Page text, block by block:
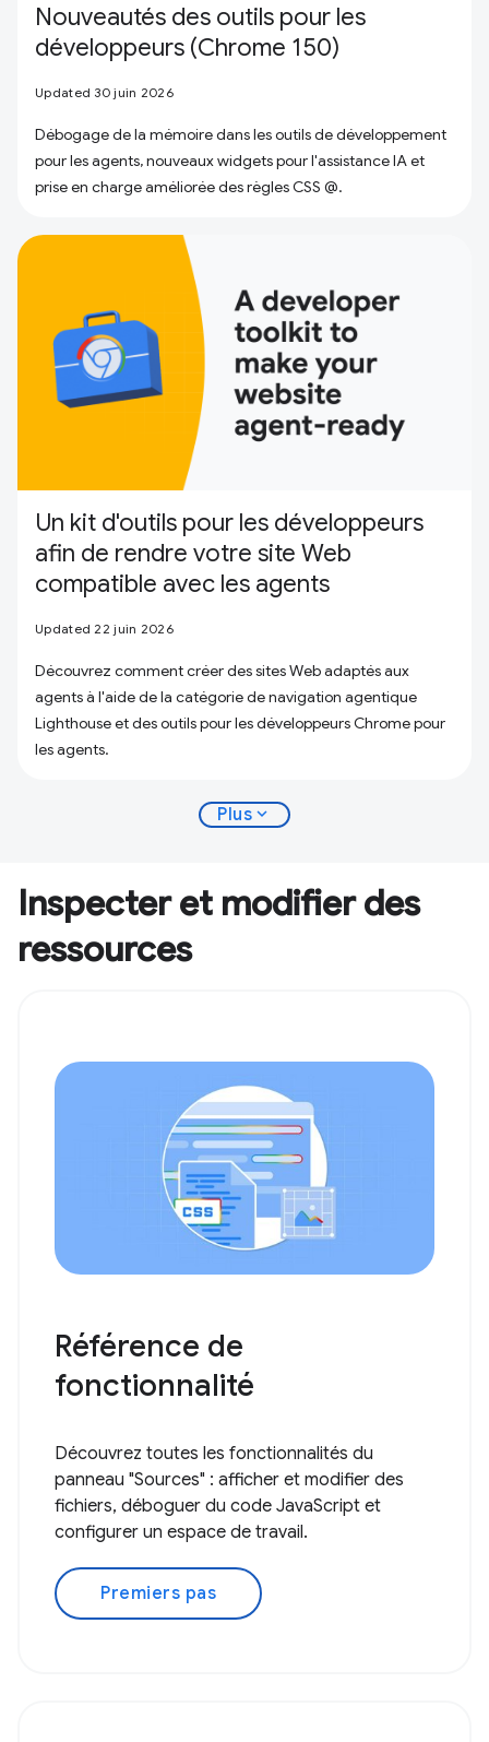
Nouveautés des outils pour les
développeurs (Chrome 150)
Updated 30 juin 2026
Débogage de la mémoire dans les outils de développement
pour les agents, nouveaux widgets pour l'assistance IA et
prise en charge améliorée des règles CSS @.
Un kit d'outils pour les développeurs
afin de rendre votre site Web
compatible avec les agents
Updated 22 juin 2026
Découvrez comment créer des sites Web adaptés aux
agents à l'aide de la catégorie de navigation agentique
Lighthouse et des outils pour les développeurs Chrome pour
les agents.
Plus expand_more
Inspecter et modifier des
ressources
Référence de
fonctionnalité
Découvrez toutes les fonctionnalités du
panneau "Sources" : afficher et modifier des
fichiers, déboguer du code JavaScript et
configurer un espace de travail.
Premiers pas